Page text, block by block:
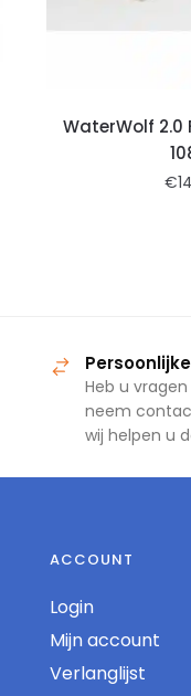
WaterWolf
€
Heb u
neem
wij helpen u
ACCOUNT
Login
Mijn account
Verlanglijst